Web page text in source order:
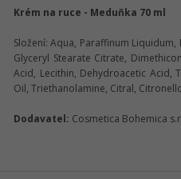
Krém na ruce - Meduňka 70 ml
Složení: Aqua, Paraffinum
Glyceryl Stearate Citrate,
Acid, Lecithin, Dehydroacetic Acid,
Oil, Triethanolamine, Citral,
Dodavatel: Cosmetica Bohemica